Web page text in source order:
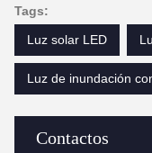
Contactos
Tags:
Luz solar LED
Luz de inundación